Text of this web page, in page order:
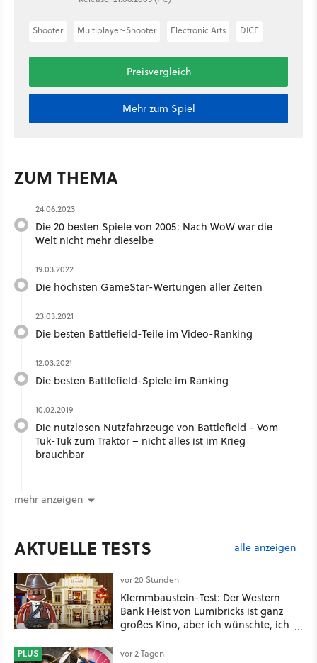
Shooter Multiplayer-Shooter Electronic Arts DICE
Preisvergleich
Mehr zum Spiel
ZUM THEMA
24.06.2023
Die 20 besten Spiele von 2005: Nach WoW war die
Welt nicht mehr dieselbe
19.03.2022
Die höchsten GameStar-Wertungen aller Zeiten
23.03.2021
Die besten Battlefield-Teile im Video-Ranking
12.03.2021
Die besten Battlefield-Spiele im Ranking
10.02.2019
Die nutzlosen Nutzfahrzeuge von Battlefield - Vom
Tuk-Tuk zum Traktor – nicht alles ist im Krieg
brauchbar
mehr anzeigen
AKTUELLE TESTS alle anzeigen
vor 20 Stunden
Klemmbaustein-Test: Der Western
Bank Heist von Lumibricks ist ganz
großes Kino, aber ich wünschte, ich
gehört
PLUS vor 2 Tagen